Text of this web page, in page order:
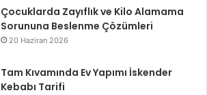
Çocuklarda Zayıflık ve Kilo Alamama
Sorununa Beslenme Çözümleri
20 Haziran 2026
Tam Kıvamında Ev Yapımı İskender
Kebabı Tarifi